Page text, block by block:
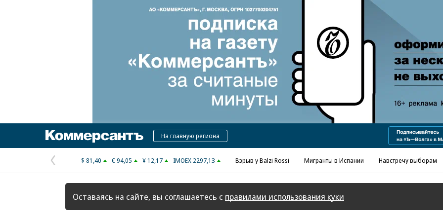
Реклама в «Ъ» www.kommersant.ru/ad
КоммерсантъНа главную региона
Предыдущая
страница
$ 81,40 € 94,05 ¥ 12,17 IMOEX 2297,13 Взрыв у Balzi Rossi Мигранты в Испании Навстречу выборам
Оставаясь на сайте, вы соглашаетесь с правилами использования куки